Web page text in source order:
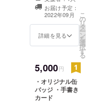
お届け予定：
2022年09月
詳細を見る
こ
の
リ
タ
ー
ン
を
選
択
す
る
5,000円
・オリジナル缶
バッジ ・手書き
カード